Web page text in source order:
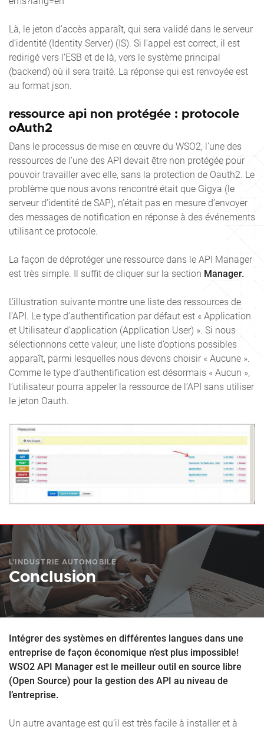
Là, le jeton d’accès apparaît, qui sera validé dans le serveur
d’identité (Identity Server) (IS). Si l’appel est correct, il est
redirigé vers l’ESB et de là, vers le système principal
(backend) où il sera traité. La réponse qui est renvoyée est
au format json.
ressource api non protégée : protocole
oAuth2
Dans le processus de mise en œuvre du WSO2, l’une des
ressources de l’une des API devait être non protégée pour
pouvoir travailler avec elle, sans la protection de Oauth2. Le
problème que nous avons rencontré était que Gigya (le
serveur d’identité de SAP), n’était pas en mesure d’envoyer
des messages de notification en réponse à des événements
utilisant ce protocole.
La façon de déprotéger une ressource dans le API Manager
est très simple. Il suffit de cliquer sur la section Manager.
L’illustration suivante montre une liste des ressources de
l’API. Le type d’authentification par défaut est « Application
et Utilisateur d’application (Application User) ». Si nous
sélectionnons cette valeur, une liste d’options possibles
apparaît, parmi lesquelles nous devons choisir « Aucune ».
Comme le type d’authentification est désormais « Aucun »,
l’utilisateur pourra appeler la ressource de l’API sans utiliser
le jeton Oauth.
L’INDUSTRIE AUTOMOBILE
Conclusion
Intégrer des systèmes en différentes langues dans une
entreprise de façon économique n’est plus impossible!
WSO2 API Manager est le meilleur outil en source libre
(Open Source) pour la gestion des API au niveau de
l’entreprise.
Un autre avantage est qu’il est très facile à installer et à